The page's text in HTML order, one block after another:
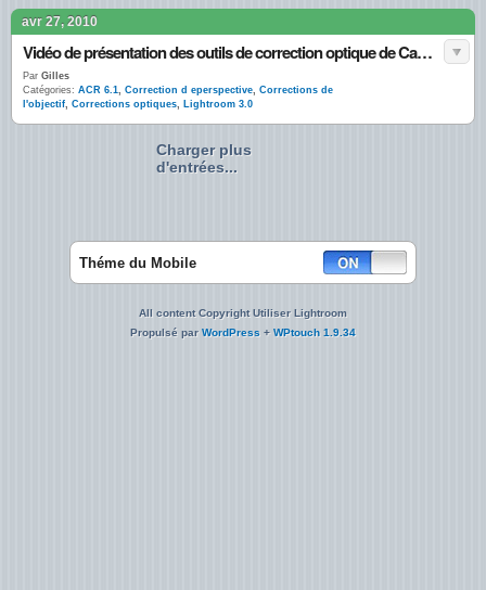
avr 27, 2010
Vidéo de présentation des outils de correction optique de Camera Raw 6.1 et Lightroom 3.0
Par Gilles
Catégories: ACR 6.1, Correction d eperspective, Corrections de
l'objectif, Corrections optiques, Lightroom 3.0
Charger plus
d'entrées...
Théme du Mobile
All content Copyright Utiliser Lightroom
Propulsé parWordPress + WPtouch 1.9.34